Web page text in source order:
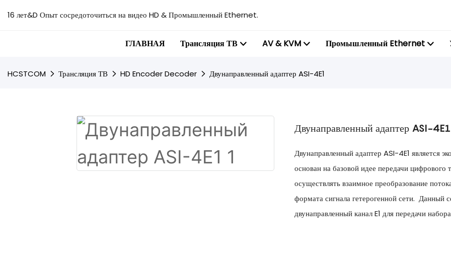
16 лет&D Опыт сосредоточиться на видео HD & Промышленный Ethernet.
ГЛАВНАЯ Трансляция ТВ AV & KVM Промышленный Ethernet
HCSTCOM Трансляция ТВ HD Encoder Decoder Двунаправленный адаптер ASI-4E1
Двунаправленный адаптер ASI-4E1
Двунаправленный адаптер ASI-4E1 является
основан на базовой идее передачи цифрового
осуществлять взаимное преобразование
формата сигнала гетерогенной сети. Данный
двунаправленный канал E1 для передачи